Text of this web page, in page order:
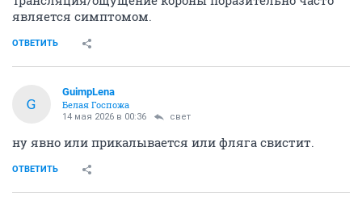
является симптомом.
ОТВЕТИТЬ
G
GuimpLena
Белая Госпожа
14 мая 2026 в 00:36 свет
ну явно или прикалывается или фляга свистит.
ОТВЕТИТЬ